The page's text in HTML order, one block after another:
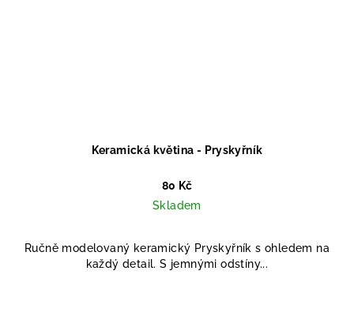
Keramická květina - Pryskyřník
80 Kč
Skladem
Ručně modelovaný keramický Pryskyřník s ohledem na
každý detail. S jemnými odstíny...